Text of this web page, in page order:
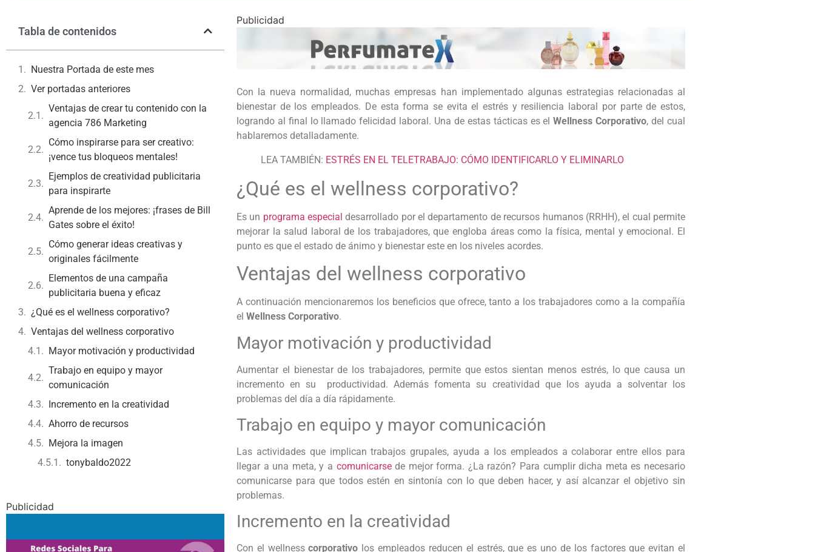
Tabla de contenidos
Nuestra Portada de este mes
Ver portadas anteriores
Ventajas de crear tu contenido con la
agencia 786 Marketing
Cómo inspirarse para ser creativo:
¡vence tus bloqueos mentales!
Ejemplos de creatividad publicitaria
para inspirarte
Aprende de los mejores: ¡frases de Bill
Gates sobre el éxito!
Cómo generar ideas creativas y
originales fácilmente
Elementos de una campaña
publicitaria buena y eficaz
¿Qué es el wellness corporativo?
Ventajas del wellness corporativo
Mayor motivación y productividad
Trabajo en equipo y mayor
comunicación
Incremento en la creatividad
Ahorro de recursos
Mejora la imagen
tonybaldo2022
Publicidad
Publicidad
Con la nueva normalidad, muchas empresas han implementado algunas estrategias relacionadas al
bienestar de los empleados. De esta forma se evita el estrés y resiliencia laboral por parte de estos,
logrando al final lo llamado felicidad laboral. Una de estas tácticas es elWellness Corporativo, del cual
hablaremos detalladamente.
LEA TAMBIÉN: ESTRÉS EN EL TELETRABAJO: CÓMO IDENTIFICARLO Y ELIMINARLO
¿Qué es el wellness corporativo?
Es un programa especial desarrollado por el departamento de recursos humanos (RRHH), el cual permite
mejorar la salud laboral de los trabajadores, que engloba áreas como la física, mental y emocional. El
punto es que el estado de ánimo y bienestar este en los niveles acordes.
Ventajas del wellness corporativo
A continuación mencionaremos los beneficios que ofrece, tanto a los trabajadores como a la compañía
el Wellness Corporativo.
Mayor motivación y productividad
Aumentar el bienestar de los trabajadores, permite que estos sientan menos estrés, lo que causa un
incremento en su productividad. Además fomenta su creatividad que los ayuda a solventar los
problemas del día a día rápidamente.
Trabajo en equipo y mayor comunicación
Las actividades que implican trabajos grupales, ayuda a los empleados a colaborar entre ellos para
llegar a una meta, y a comunicarsede mejor forma. ¿La razón? Para cumplir dicha meta es necesario
comunicarse para que todos estén en sintonía con lo que deben hacer, y así alcanzar el objetivo sin
problemas.
Incremento en la creatividad
Con el wellnesscorporativo los empleados reducen el estrés, que es uno de los factores que evitan el